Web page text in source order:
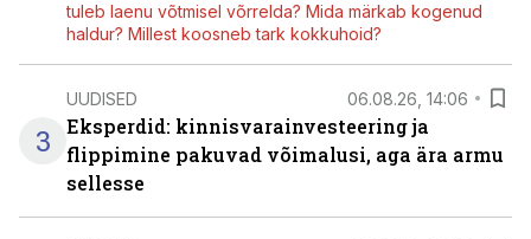
tuleb laenu võtmisel võrrelda? Mida märkab kogenud
haldur? Millest koosneb tark kokkuhoid?
3
UUDISED 06.08.26, 14:06
Eksperdid: kinnisvarainvesteering ja
flippimine pakuvad võimalusi, aga ära armu
sellesse